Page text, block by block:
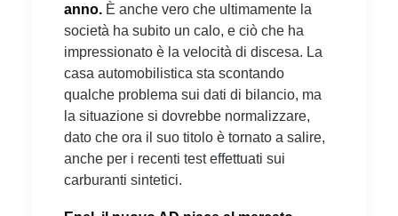
anno. È anche vero che ultimamente la
società ha subito un calo, e ciò che ha
impressionato è la velocità di discesa. La
casa automobilistica sta scontando
qualche problema sui dati di bilancio, ma
la situazione si dovrebbe normalizzare,
dato che ora il suo titolo è tornato a salire,
anche per i recenti test effettuati sui
carburanti sintetici.